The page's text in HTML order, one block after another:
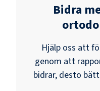
Bidra
Hjälp oss att
genom att
bidrar, desto